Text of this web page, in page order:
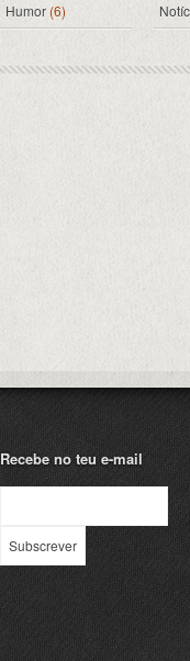
Humor (6)
Recebe no teu e-mail